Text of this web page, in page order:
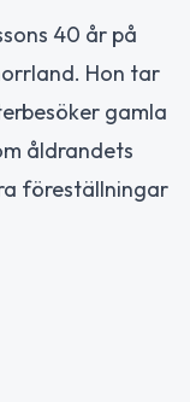
40 år på
Hon tar
gamla
åldrandets
föreställningar